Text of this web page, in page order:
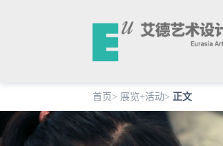
首页> 展览+活动>正文